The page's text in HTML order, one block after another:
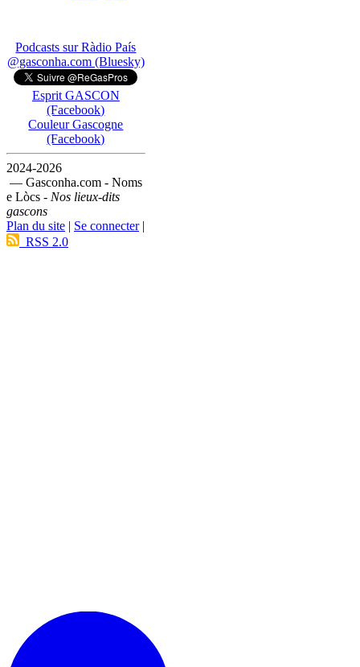
Podcasts sur Ràdio País
@gasconha.com (Bluesky)
Esprit GASCON
(Facebook)
Couleur Gascogne
(Facebook)
2024-2026
— Gasconha.com - Noms
e Lòcs - Nos lieux-dits
gascons
Plan du site | Se connecter|
RSS 2.0